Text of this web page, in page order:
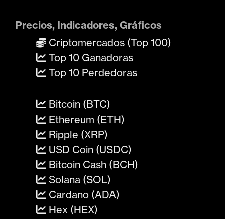
Precios, Indicadores, Gráficos
Criptomercados (Top 100)
Top 10 Ganadoras
Top 10 Perdedoras
Bitcoin (BTC)
Ethereum (ETH)
Ripple (XRP)
USD Coin (USDC)
Bitcoin Cash (BCH)
Solana (SOL)
Cardano (ADA)
Hex (HEX)